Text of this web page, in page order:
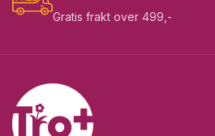
Gratis frakt over 499,-